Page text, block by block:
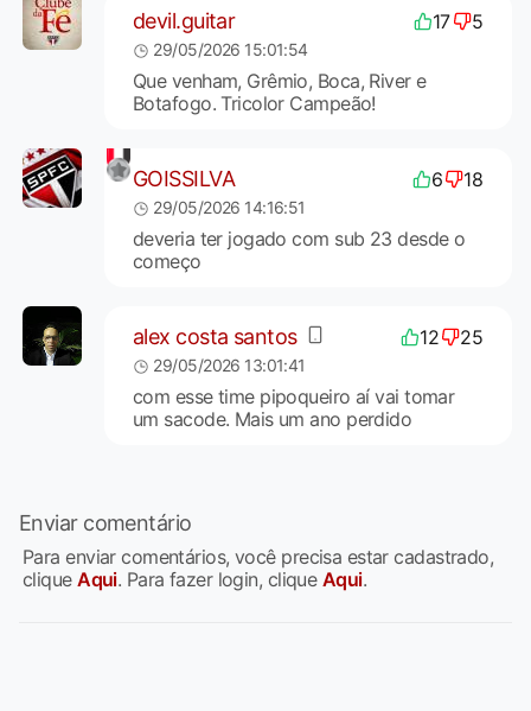
devil.guitar 17 5
29/05/2026 15:01:54
Que venham, Grêmio, Boca, River e
Botafogo. Tricolor Campeão!
GOISSILVA 6 18
29/05/2026 14:16:51
deveria ter jogado com sub 23 desde o
começo
alex costa santos 12 25
29/05/2026 13:01:41
com esse time pipoqueiro aí vai tomar
um sacode. Mais um ano perdido
Enviar comentário
Para enviar comentários, você precisa estar cadastrado,
cliqueAqui. Para fazer login, clique Aqui.